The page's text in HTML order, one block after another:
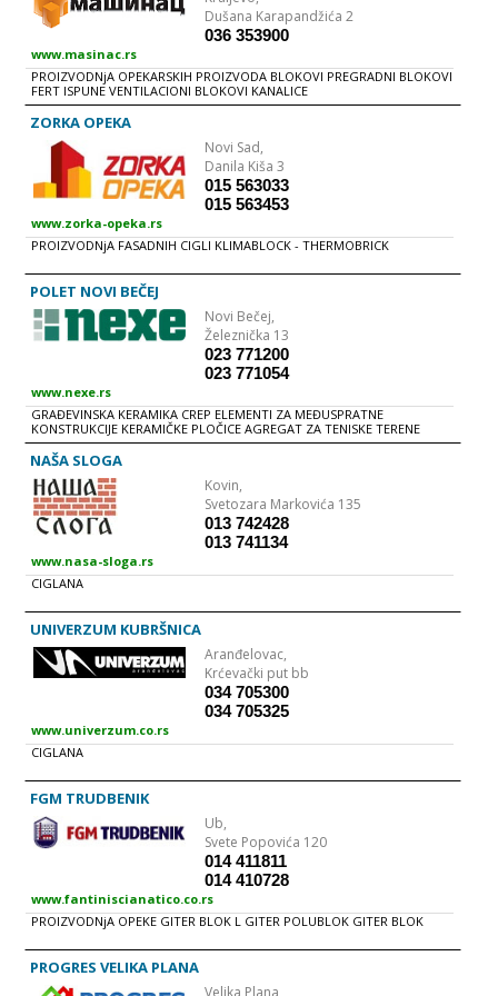
Dušana Karapandžića 2
036 353900
www.masinac.rs
PROIZVODNjA OPEKARSKIH PROIZVODA BLOKOVI PREGRADNI BLOKOVI
FERT ISPUNE VENTILACIONI BLOKOVI KANALICE
ZORKA OPEKA
Novi Sad,
Danila Kiša 3
015 563033
015 563453
www.zorka-opeka.rs
PROIZVODNjA FASADNIH CIGLI KLIMABLOCK - THERMOBRICK
POLET NOVI BEČEJ
Novi Bečej,
Železnička 13
023 771200
023 771054
www.nexe.rs
GRAĐEVINSKA KERAMIKA CREP ELEMENTI ZA MEĐUSPRATNE
KONSTRUKCIJE KERAMIČKE PLOČICE AGREGAT ZA TENISKE TERENE
NAŠA SLOGA
Kovin,
Svetozara Markovića 135
013 742428
013 741134
www.nasa-sloga.rs
CIGLANA
UNIVERZUM KUBRŠNICA
Aranđelovac,
Krćevački put bb
034 705300
034 705325
www.univerzum.co.rs
CIGLANA
FGM TRUDBENIK
Ub,
Svete Popovića 120
014 411811
014 410728
www.fantiniscianatico.co.rs
PROIZVODNjA OPEKE GITER BLOK L GITER POLUBLOK GITER BLOK
PROGRES VELIKA PLANA